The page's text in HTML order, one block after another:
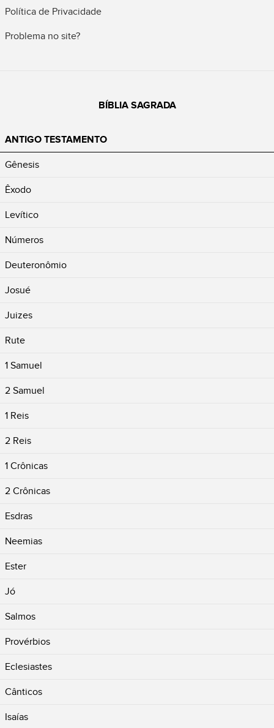
Política de Privacidade
Problema no site?
BÍBLIA SAGRADA
ANTIGO TESTAMENTO
Gênesis
Êxodo
Levítico
Números
Deuteronômio
Josué
Juizes
Rute
1 Samuel
2 Samuel
1 Reis
2 Reis
1 Crônicas
2 Crônicas
Esdras
Neemias
Ester
Jó
Salmos
Provérbios
Eclesiastes
Cânticos
Isaías